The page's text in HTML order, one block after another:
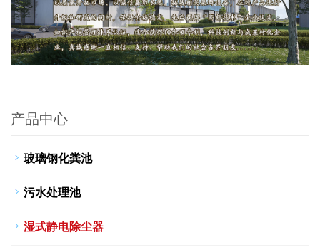
产品中心
玻璃钢化粪池
污水处理池
湿式静电除尘器